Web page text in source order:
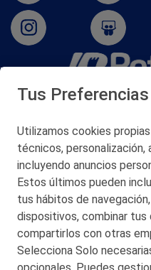
San Martín 5-
© 2026
Tus
Utilizamos cookies
técnicos, personalización,
incluyendo anuncios
Estos últimos pueden
tus hábitos de
dispositivos, combinar tus
compartirlos con otras
Selecciona Solo